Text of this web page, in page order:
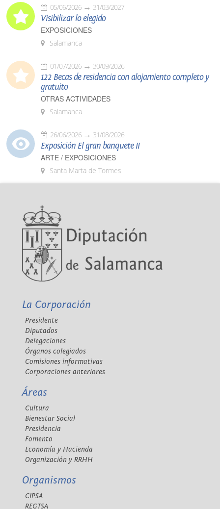
05/06/2026 31/03/2027
Visibilizar lo elegido
EXPOSICIONES
Salamanca
01/07/2026 30/09/2026
122 Becas de residencia con alojamiento completo y
gratuito
OTRAS ACTIVIDADES
Salamanca
26/06/2026 31/08/2026
Exposición El gran banquete II
ARTE / EXPOSICIONES
Santa Marta de Tormes
La Corporación
Presidente
Diputados
Delegaciones
Órganos colegiados
Comisiones informativas
Corporaciones anteriores
Áreas
Cultura
Bienestar Social
Presidencia
Fomento
Economía y Hacienda
Organización y RRHH
Organismos
CIPSA
REGTSA